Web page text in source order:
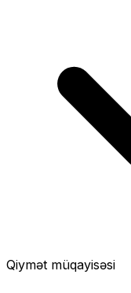
Qiymət müqayisəsi